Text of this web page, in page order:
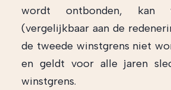
wordt ontbonden, kan
(vergelijkbaar aan de
de tweede winstgrens niet
en geldt voor alle jaren
winstgrens.